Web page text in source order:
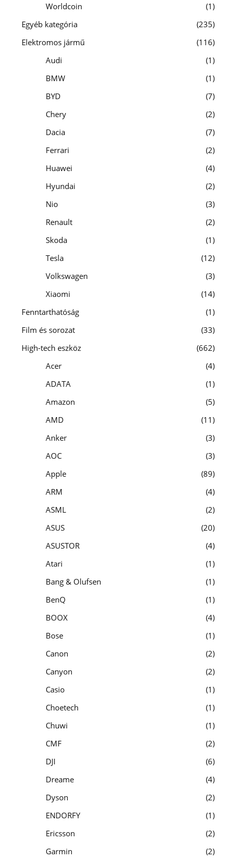
Worldcoin
1
Egyéb kategória
235
Elektromos jármű
116
Audi
1
BMW
1
BYD
7
Chery
2
Dacia
7
Ferrari
2
Huawei
4
Hyundai
2
Nio
3
Renault
2
Skoda
1
Tesla
12
Volkswagen
3
Xiaomi
14
Fenntarthatóság
1
Film és sorozat
33
High-tech eszköz
662
Acer
4
ADATA
1
Amazon
5
AMD
11
Anker
3
AOC
3
Apple
89
ARM
4
ASML
2
ASUS
20
ASUSTOR
4
Atari
1
Bang & Olufsen
1
BenQ
1
BOOX
4
Bose
1
Canon
2
Canyon
2
Casio
1
Choetech
1
Chuwi
1
CMF
2
DJI
6
Dreame
4
Dyson
2
ENDORFY
1
Ericsson
2
Garmin
2